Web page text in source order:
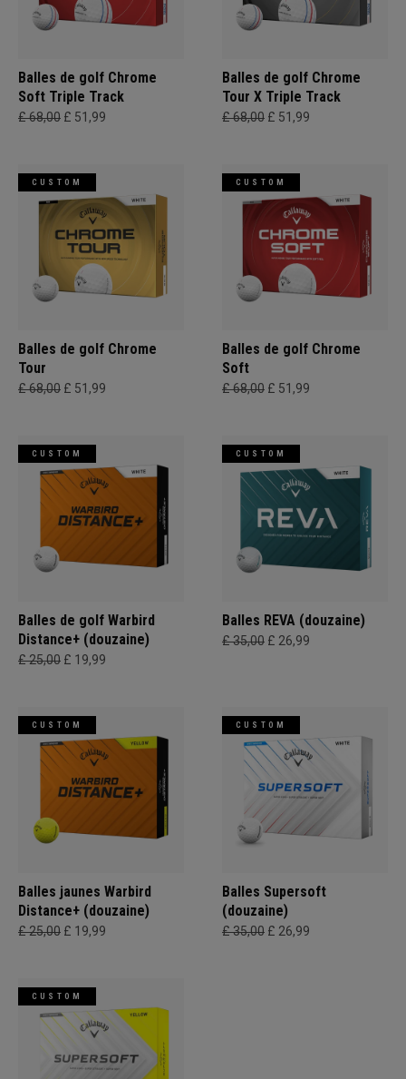
Balles de golf Chrome
Soft Triple Track
£ 68,00 £ 51,99
Balles de golf Chrome
Tour X Triple Track
£ 68,00 £ 51,99
CUSTOM
Balles de golf Chrome
Tour
£ 68,00 £ 51,99
CUSTOM
Balles de golf Chrome
Soft
£ 68,00 £ 51,99
CUSTOM
Balles de golf Warbird
Distance+ (douzaine)
£ 25,00 £ 19,99
CUSTOM
Balles REVA (douzaine)
£ 35,00 £ 26,99
CUSTOM
Balles jaunes Warbird
Distance+ (douzaine)
£ 25,00 £ 19,99
CUSTOM
Balles Supersoft
(douzaine)
£ 35,00 £ 26,99
CUSTOM